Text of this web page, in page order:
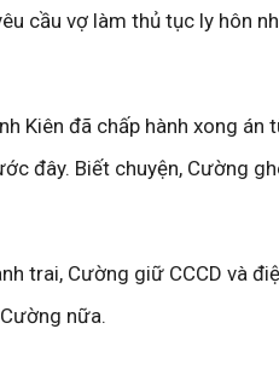
cầu vợ làm thủ tục ly hôn
Kiên đã chấp hành xong án
đây. Biết chuyện, Cường
trai, Cường giữ CCCD và
nữa.